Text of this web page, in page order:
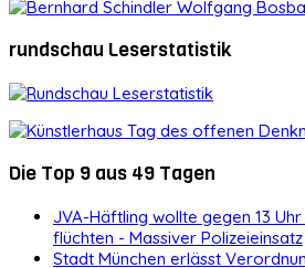
rundschau Leserstatistik
Die Top 9 aus 49 Tagen
JVA-Häftling wollte gegen 13
flüchten - Massiver Polizeieinsatz
Stadt München erlässt